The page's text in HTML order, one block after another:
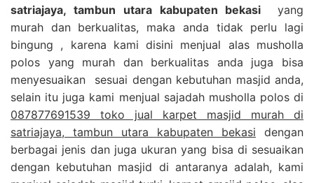
satriajaya, tambun utara kabupaten bekasi yang
murah dan berkualitas, maka anda tidak perlu lagi
bingung , karena kami disini menjual alas musholla
polos yang murah dan berkualitas anda juga bisa
menyesuaikan sesuai dengan kebutuhan masjid anda,
selain itu juga kami menjual sajadah musholla polos di
087877691539 toko jual karpet masjid murah di
satriajaya, tambun utara kabupaten bekasi dengan
berbagai jenis dan juga ukuran yang bisa di sesuaikan
dengan kebutuhan masjid di antaranya adalah, kami